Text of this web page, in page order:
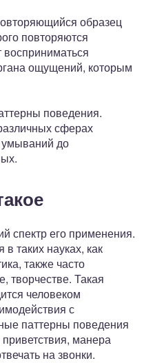
образец
повторяются
ощущений, которым
поведения.
сферах
умываний до
спектр его применения.
таких науках, как
также часто
творчестве. Такая
человеком
с
паттерны поведения
манера
на звонки.